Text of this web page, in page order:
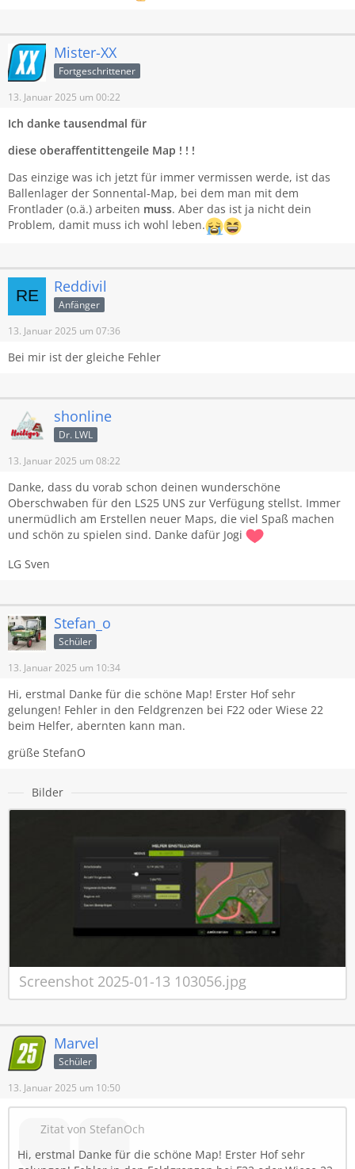
Mister-XX
Fortgeschrittener
13. Januar 2025 um 00:22
Ich danke tausendmal für
diese oberaffentittengeile Map ! ! !
Das einzige was ich jetzt für immer vermissen werde, ist das
Ballenlager der Sonnental-Map, bei dem man mit dem
Frontlader (o.ä.) arbeiten muss. Aber das ist ja nicht dein
Problem, damit muss ich wohl leben.
Reddivil
Anfänger
13. Januar 2025 um 07:36
Bei mir ist der gleiche Fehler
shonline
Dr. LWL
13. Januar 2025 um 08:22
Danke, dass du vorab schon deinen wunderschöne
Oberschwaben für den LS25 UNS zur Verfügung stellst. Immer
unermüdlich am Erstellen neuer Maps, die viel Spaß machen
und schön zu spielen sind. Danke dafür Jogi
LG Sven
Stefan_o
Schüler
13. Januar 2025 um 10:34
Hi, erstmal Danke für die schöne Map! Erster Hof sehr
gelungen! Fehler in den Feldgrenzen bei F22 oder Wiese 22
beim Helfer, abernten kann man.
grüße StefanO
Bilder
Screenshot 2025-01-13 103056.jpg
Marvel
Schüler
13. Januar 2025 um 10:50
Zitat von StefanOch
Hi, erstmal Danke für die schöne Map! Erster Hof sehr